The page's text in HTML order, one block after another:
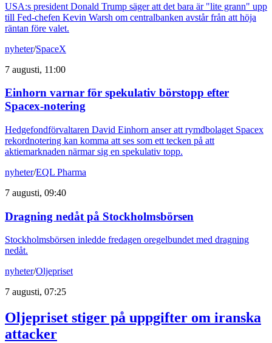
USA:s president Donald Trump säger att det bara är "lite grann" upp
till Fed-chefen Kevin Warsh om centralbanken avstår från att höja
räntan före valet.
nyheter/SpaceX
7 augusti, 11:00
Einhorn varnar för spekulativ börstopp efter
Spacex-notering
Hedgefondförvaltaren David Einhorn anser att rymdbolaget Spacex
rekordnotering kan komma att ses som ett tecken på att
aktiemarknaden närmar sig en spekulativ topp.
nyheter/EQL Pharma
7 augusti, 09:40
Dragning nedåt på Stockholmsbörsen
Stockholmsbörsen inledde fredagen oregelbundet med dragning
nedåt.
nyheter/Oljepriset
7 augusti, 07:25
Oljepriset stiger på uppgifter om iranska
attacker